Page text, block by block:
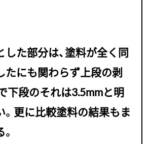
た部分は、塗料が全く同
たにも関わらず上段の剥
下段のそれは3.5mmと明
。更に比較塗料の結果もま